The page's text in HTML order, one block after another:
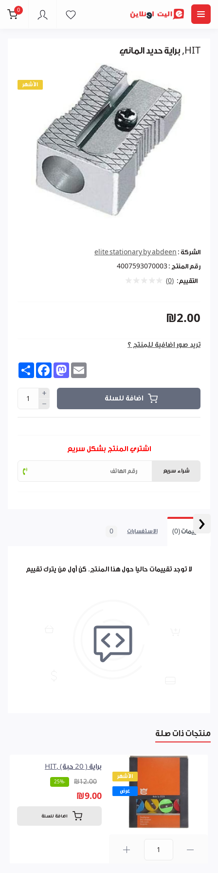
0
‹
براية حديد الماني ,HIT
الأشهر
الشركة : elite stationary by abdeen
رقم المنتج : 4007593070003
التقييم: (0)
₪2.00
تريد صور اضافية للمنتج ؟
Share FacebookMastodon
اضافة للسلة
اشتري المنتج بشكل سريع
شراء سريع
التقييمات (0) الاستفسارات 0
لا توجد تقييمات حاليا حول هذا المنتج. كن أول من يترك تقييم
منتجات ذات صلة
الأشهر
عرض
براية ( 20 حبة) ,HIT
₪12.00
-25%
₪9.00
اضافة للسلة